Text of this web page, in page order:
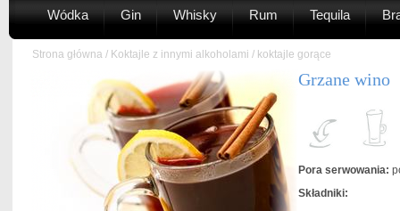
Wódka Gin Whisky Rum Tequila
Strona główna / Koktajle z innymi alkoholami / koktajle gorące
Grzane wino
Pora serwowania:
Składniki: